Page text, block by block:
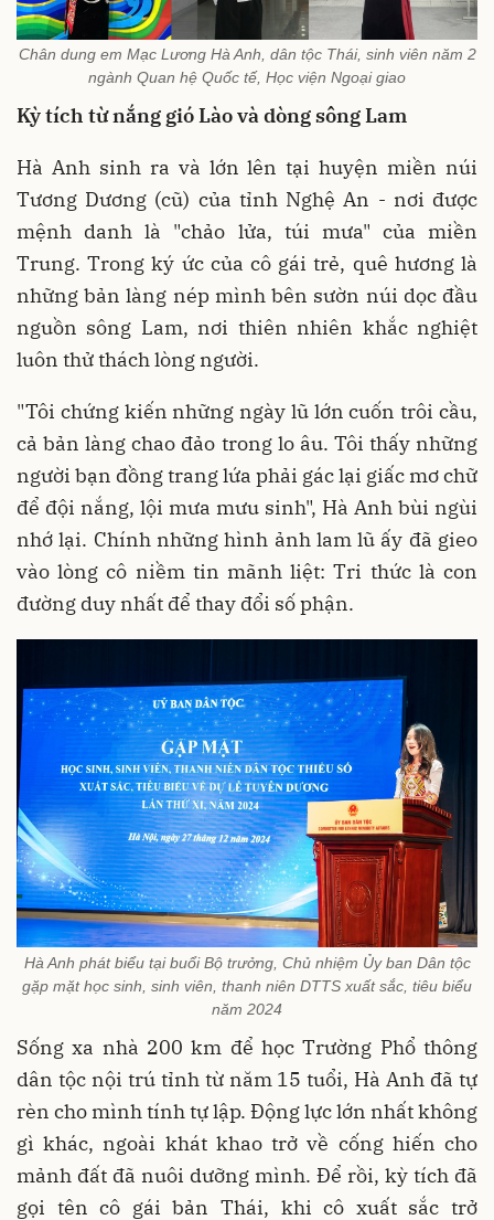
Chân dung em Mạc Lương Hà Anh, dân tộc Thái, sinh viên năm 2
ngành Quan hệ Quốc tế, Học viện Ngoại giao
Kỳ tích từ nắng gió Lào và dòng sông Lam
Hà Anh sinh ra và lớn lên tại huyện miền núi
Tương Dương (cũ) của tỉnh Nghệ An - nơi được
mệnh danh là "chảo lửa, túi mưa" của miền
Trung. Trong ký ức của cô gái trẻ, quê hương là
những bản làng nép mình bên sườn núi dọc đầu
nguồn sông Lam, nơi thiên nhiên khắc nghiệt
luôn thử thách lòng người.
"Tôi chứng kiến những ngày lũ lớn cuốn trôi cầu,
cả bản làng chao đảo trong lo âu. Tôi thấy những
người bạn đồng trang lứa phải gác lại giấc mơ chữ
để đội nắng, lội mưa mưu sinh", Hà Anh bùi ngùi
nhớ lại. Chính những hình ảnh lam lũ ấy đã gieo
vào lòng cô niềm tin mãnh liệt: Tri thức là con
đường duy nhất để thay đổi số phận.
Hà Anh phát biểu tại buổi Bộ trưởng, Chủ nhiệm Ủy ban Dân tộc
gặp mặt học sinh, sinh viên, thanh niên DTTS xuất sắc, tiêu biểu
năm 2024
Sống xa nhà 200 km để học Trường Phổ thông
dân tộc nội trú tỉnh từ năm 15 tuổi, Hà Anh đã tự
rèn cho mình tính tự lập. Động lực lớn nhất không
gì khác, ngoài khát khao trở về cống hiến cho
mảnh đất đã nuôi dưỡng mình. Để rồi, kỳ tích đã
gọi tên cô gái bản Thái, khi cô xuất sắc trở